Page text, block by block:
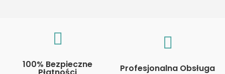
100% Bezpieczne Profesjonalna Obsługa